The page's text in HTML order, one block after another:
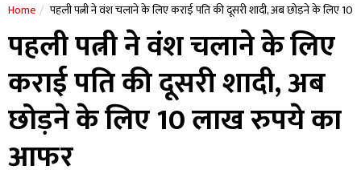
Home पहली पत्नी ने वंश चलाने के लिए कराई पति की दूसरी शादी, अब छोड़ने के लिए
पहली पत्नी ने वंश चलाने के लिए
कराई पति की दूसरी शादी, अब
छोड़ने के लिए 10 लाख रुपये का
आफर